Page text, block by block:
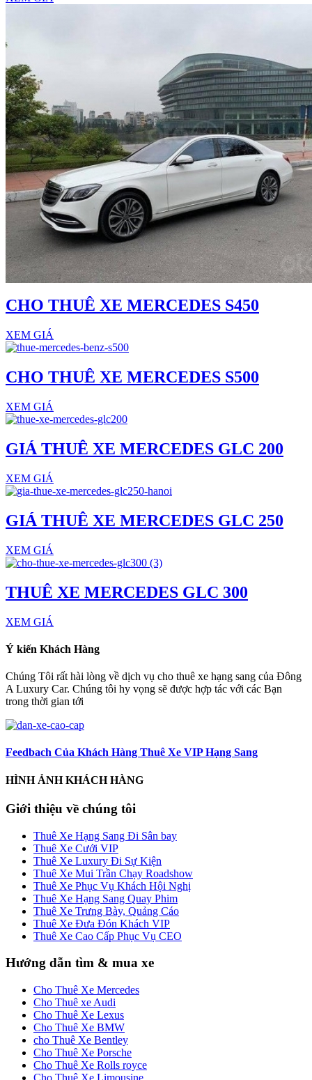
CHO THUÊ XE MERCEDES S450
XEM GIÁ
CHO THUÊ XE MERCEDES S500
XEM GIÁ
GIÁ THUÊ XE MERCEDES GLC 200
XEM GIÁ
GIÁ THUÊ XE MERCEDES GLC 250
XEM GIÁ
THUÊ XE MERCEDES GLC 300
XEM GIÁ
Ý kiến Khách Hàng
Chúng Tôi rất hài lòng về dịch vụ cho thuê xe hạng sang của Đông
A Luxury Car. Chúng tôi hy vọng sẽ được hợp tác với các Bạn
trong thời gian tới
Feedbach Của Khách Hàng Thuê Xe VIP Hạng Sang
HÌNH ẢNH KHÁCH HÀNG
Giới thiệu về chúng tôi
Thuê Xe Hạng Sang Đi Sân bay
Thuê Xe Cưới VIP
Thuê Xe Luxury Đi Sự Kiện
Thuê Xe Mui Trần Chạy Roadshow
Thuê Xe Phục Vụ Khách Hội Nghị
Thuê Xe Hạng Sang Quay Phim
Thuê Xe Trưng Bày, Quảng Cáo
Thuê Xe Đưa Đón Khách VIP
Thuê Xe Cao Cấp Phục Vụ CEO
Hướng dẫn tìm & mua xe
Cho Thuê Xe Mercedes
Cho Thuê xe Audi
Cho Thuê Xe Lexus
Cho Thuê Xe BMW
cho Thuê Xe Bentley
Cho Thuê Xe Porsche
Cho Thuê Xe Rolls royce